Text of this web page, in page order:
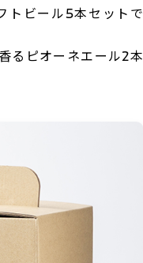
トビール5本セットで
るピオーネエール2本